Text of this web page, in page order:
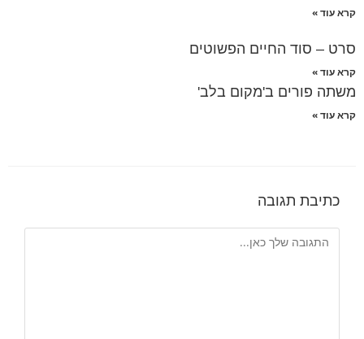
קרא עוד »
סרט – סוד החיים הפשוטים
קרא עוד »
משתה פורים ב'מקום בלב'
קרא עוד »
כתיבת תגובה